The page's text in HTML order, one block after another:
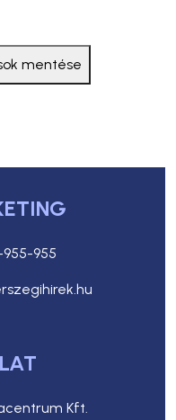
mentése
955
Kft.